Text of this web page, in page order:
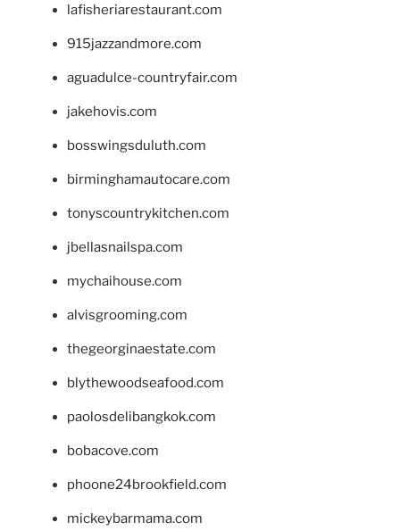
lafisheriarestaurant.com
915jazzandmore.com
aguadulce-countryfair.com
jakehovis.com
bosswingsduluth.com
birminghamautocare.com
tonyscountrykitchen.com
jbellasnailspa.com
mychaihouse.com
alvisgrooming.com
thegeorginaestate.com
blythewoodseafood.com
paolosdelibangkok.com
bobacove.com
phoone24brookfield.com
mickeybarmama.com